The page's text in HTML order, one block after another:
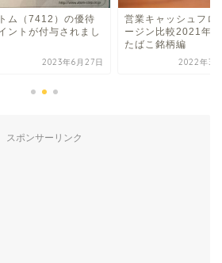
ム（7412）の優待
ントが付与されまし
2023年6月27日
営業キャッシュフロ
ージン比較2021年
たばこ銘柄編
2022年3
スポンサーリンク